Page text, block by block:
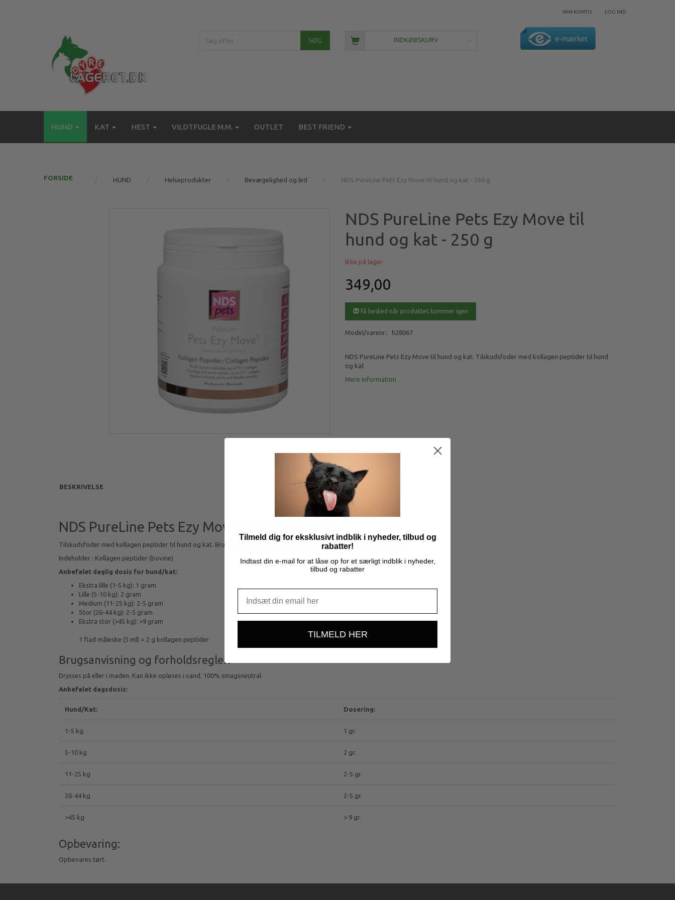
LOG IND
MIN KONTO
SØG INDKØBSKURV
HUND KAT HEST VILDTFUGLE M.M. OUTLET BEST FRIEND
FORSIDE HUND Helseprodukter Bevægelighed og led NDS PureLine Pets Ezy Move til hund og kat - 250 g
NDS PureLine Pets Ezy Move til
hund og kat - 250 g
Ikke på lager
349,00
Få besked når produktet kommer igen
Model/varenr.: h28067
NDS PureLine Pets Ezy Move til hund og kat. Tilskudsfoder med kollagen peptider til hund
og kat
Mere information
BESKRIVELSE
NDS PureLine Pets Ezy Move til hund og kat
Tilskudsfoder med kollagen peptider til hund og kat. Brusk og led indeholder op til 75% kollagen. 100% smagsneutralt.
Indeholder : Kollagen peptider (bovine)
Anbefalet daglig dosis for hund/kat:
Ekstra lille (1-5 kg): 1 gram
Lille (5-10 kg): 2 gram
Medium (11-25 kg): 2-5 gram
Stor (26-44 kg): 2-5 gram
Ekstra stor (>45 kg): >9 gram
1 flad måleske (5 ml) = 2 g kollagen peptider
Brugsanvisning og forholdsregler:
Drysses på eller i maden. Kan ikke opløses i vand. 100% smagsneutral
Anbefalet dagsdosis:
Hund/Kat: Dosering:
1-5 kg 1 gr.
5-10 kg 2 gr.
11-25 kg 2-5 gr.
26-44 kg 2-5 gr.
>45 kg > 9 gr.
Opbevaring:
Opbevares tørt.
Tilmeld dig for eksklusivt indblik i nyheder, tilbud og
rabatter!
Indtast din e-mail for at låse op for et særligt indblik i nyheder,
tilbud og rabatter
TILMELD HER